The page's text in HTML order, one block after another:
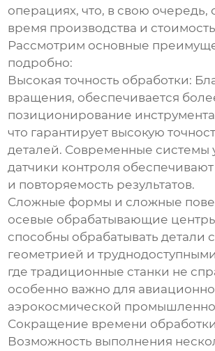
операциях, что, в свою очередь,
время производства и
Рассмотрим основные
подробно:
Высокая точность обработки:
вращения, обеспечивается
позиционирование инструмента
что гарантирует высокую
деталей. Современные системы
датчики контроля обеспечивают
и повторяемость результатов.
Сложные формы и сложные
осевые обрабатывающие
способны обрабатывать детали
геометрией и
где традиционные станки не
особенно важно для
аэрокосмической
Сокращение времени
Возможность выполнения